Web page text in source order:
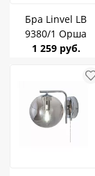
Бра Linvel LB
9380/1 Орша
белый Е14 60W
1 259 руб.